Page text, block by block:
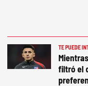
TE PUEDE
filtró el